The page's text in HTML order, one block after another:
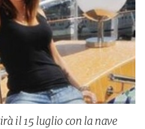
il 15 luglio con la nave